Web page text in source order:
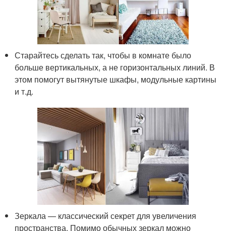
Старайтесь сделать так, чтобы в комнате было
больше вертикальных, а не горизонтальных линий. В
этом помогут вытянутые шкафы, модульные картины
и т.д.
Зеркала — классический секрет для увеличения
пространства. Помимо обычных зеркал можно